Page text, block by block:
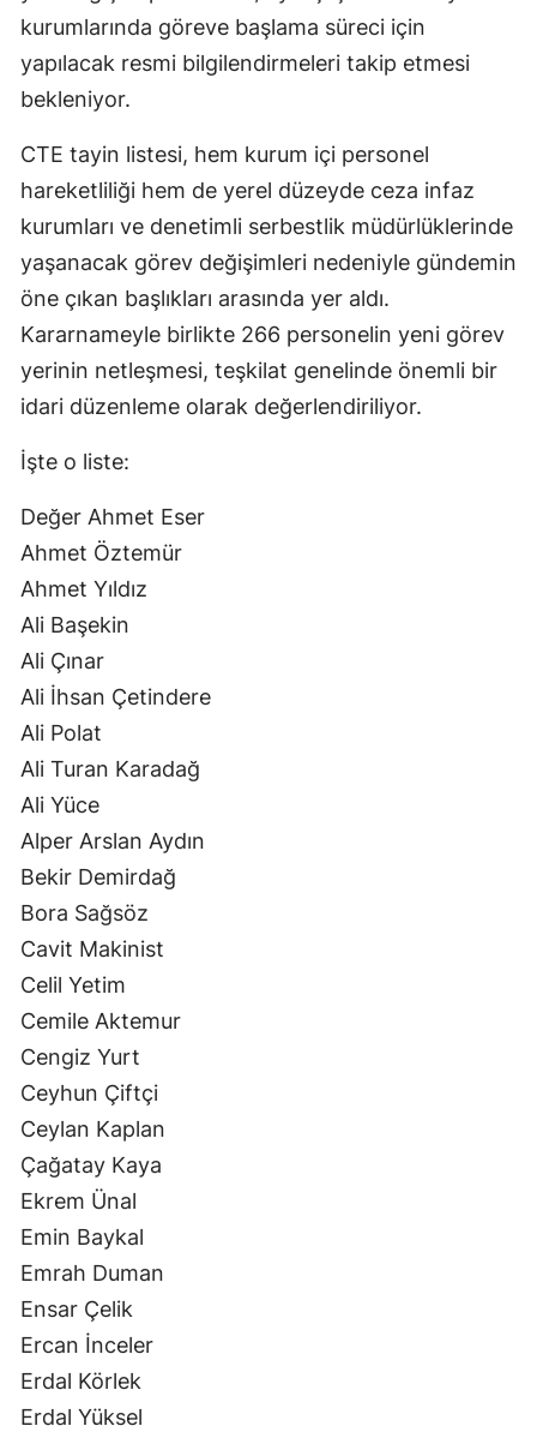
kurumlarında göreve başlama süreci için
yapılacak resmi bilgilendirmeleri takip etmesi
bekleniyor.
CTE tayin listesi, hem kurum içi personel
hareketliliği hem de yerel düzeyde ceza infaz
kurumları ve denetimli serbestlik müdürlüklerinde
yaşanacak görev değişimleri nedeniyle gündemin
öne çıkan başlıkları arasında yer aldı.
Kararnameyle birlikte 266 personelin yeni görev
yerinin netleşmesi, teşkilat genelinde önemli bir
idari düzenleme olarak değerlendiriliyor.
İşte o liste:
Değer Ahmet Eser
Ahmet Öztemür
Ahmet Yıldız
Ali Başekin
Ali Çınar
Ali İhsan Çetindere
Ali Polat
Ali Turan Karadağ
Ali Yüce
Alper Arslan Aydın
Bekir Demirdağ
Bora Sağsöz
Cavit Makinist
Celil Yetim
Cemile Aktemur
Cengiz Yurt
Ceyhun Çiftçi
Ceylan Kaplan
Çağatay Kaya
Ekrem Ünal
Emin Baykal
Emrah Duman
Ensar Çelik
Ercan İnceler
Erdal Körlek
Erdal Yüksel